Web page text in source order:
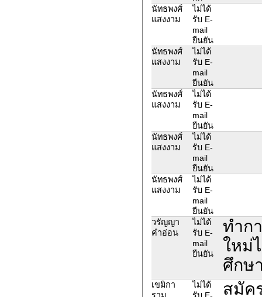
นัทธพงศ์
แสงงาม
ไม่ได้
รับ E-
mail
ยืนยัน
นัทธพงศ์
แสงงาม
ไม่ได้
รับ E-
mail
ยืนยัน
นัทธพงศ์
แสงงาม
ไม่ได้
รับ E-
mail
ยืนยัน
นัทธพงศ์
แสงงาม
ไม่ได้
รับ E-
mail
ยืนยัน
นัทธพงศ์
แสงงาม
ไม่ได้
รับ E-
mail
ยืนยัน
วรัญญา
คำอ่อน
ไม่ได้
รับ E-
mail
ยืนยัน
ทำก
ใหม่
ศึกษ
เขมิกา
ราม
ไม่ได้
รับ E-
สมัค